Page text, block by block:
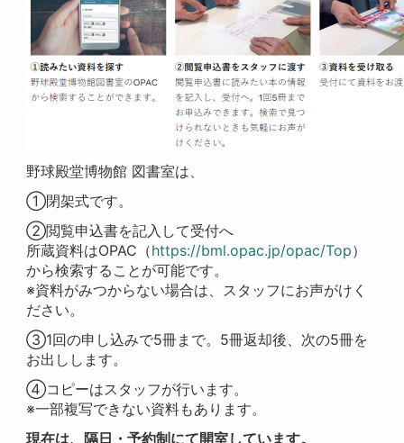
野球殿堂博物館 図書室は、
①閉架式です。
②閲覧申込書を記入して受付へ
所蔵資料はOPAC（https://bml.opac.jp/opac/Top）
から検索することが可能です。
※資料がみつからない場合は、スタッフにお声がけく
ださい。
③1回の申し込みで5冊まで。5冊返却後、次の5冊を
お出しします。
④コピーはスタッフが行います。
※一部複写できない資料もあります。
現在は、隔日・予約制にて開室しています。